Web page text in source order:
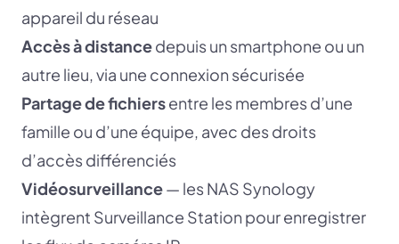
appareil du réseau
Accès à distancedepuis un smartphone ou un
autre lieu, via une connexion sécurisée
Partage de fichiersentre les membres d’une
famille ou d’une équipe, avec des droits
d’accès différenciés
Vidéosurveillance— les NAS Synology
intègrent Surveillance Station pour enregistrer